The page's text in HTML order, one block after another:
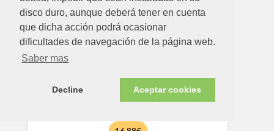
disco duro, aunque deberá tener en cuenta
que dicha acción podrá ocasionar
dificultades de navegación de la página web.
Saber mas
Decline Aceptar cookies